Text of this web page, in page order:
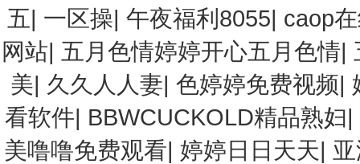
五| 一区操|午夜福利8055| caop
网站| 五月色情婷婷开心五月色情|
美| 久久人人妻|色婷婷免费视频|
看软件| BBWCUCKOLD精品熟妇|
美噜噜免费观看| 婷婷日日天天|